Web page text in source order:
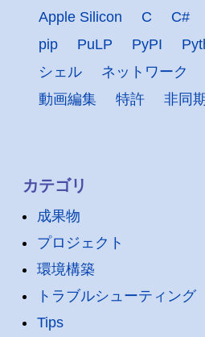
Apple Silicon C C#
pip
PuLP PyPI
シェル
ネットワーク
動画編集
特許 非同
カテゴリ
成果物
プロジェクト
環境構築
トラブルシューティング
Tips